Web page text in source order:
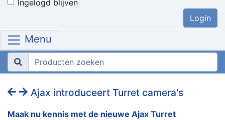
Ingelogd blijven
Menu
Ajax introduceert Turret camera's
Maak nu kennis met de nieuwe Ajax Turret